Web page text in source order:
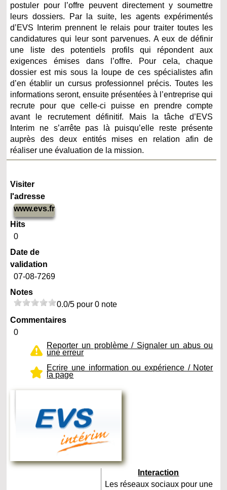
postuler pour l’offre peuvent directement y soumettre
leurs dossiers. Par la suite, les agents expérimentés
d’EVS Interim prennent le relais pour traiter toutes les
candidatures qui leur sont parvenues. A eux de définir
une liste des potentiels profils qui répondent aux
exigences émises dans l’offre. Pour cela, chaque
dossier est mis sous la loupe de ces spécialistes afin
d’en établir un cursus professionnel précis. Toutes les
informations seront, ensuite présentées à l’entreprise qui
recrute pour que celle-ci puisse en prendre compte
avant le recrutement définitif. Mais la tâche d’EVS
Interim ne s’arrête pas là puisqu’elle reste présente
auprès des deux entités mises en relation afin de
réaliser une évaluation de la mission.
Visiter
l'adresse
www.evs.fr
Hits
0
Date de
validation
07-08-7269
Notes
0.0/5 pour 0 note
Commentaires
0
Reporter un problème / Signaler un abus ou
une erreur
Ecrire une information ou expérience / Noter
la page
Interaction
Les réseaux sociaux pour une